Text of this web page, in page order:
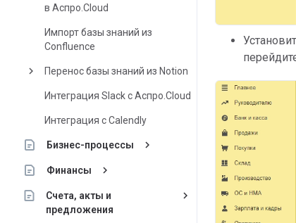
в Аспро.Cloud
Импорт базы знаний из
Confluence
keyboard_arrow_right Перенос базы знаний из Notion
Интеграция Slack с Аспро.Cloud
Интеграция с Calendly
Бизнес-процессы keyboard_arrow_right
Финансы keyboard_arrow_right
Счета, акты и
предложения
keyboard_arrow_right